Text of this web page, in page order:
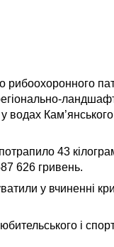
рибоохоронного
водах
43
626 гривень.
у вчиненні
і